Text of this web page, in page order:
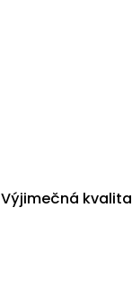
Výjimečná kvalita